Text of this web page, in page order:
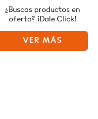
¿Buscas productos en
oferta? ¡Dale Click!
VER MÁS